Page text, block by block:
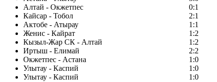
Алтай - Окжетпес
0:1
Кайсар - Тобол
2:1
Актобе - Атырау
1:1
Женис - Кайрат
1:2
Кызыл-Жар СК - Алтай
1:2
Иртыш - Елимай
2:2
Окжетпес - Астана
1:0
Улытау - Каспий
1:0
Улытау - Каспий
1:0